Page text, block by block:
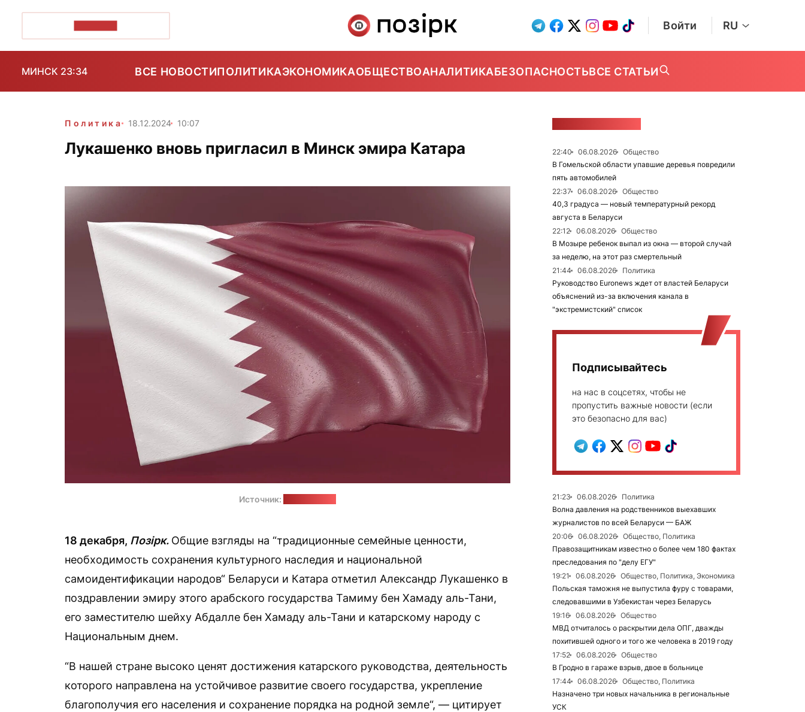
Войти RU
МИНСК 23:34 ВСЕ НОВОСТИПОЛИТИКАЭКОНОМИКАОБЩЕСТВОАНАЛИТИКАБЕЗОПАСНОСТЬВСЕ СТАТЬИ
Политика 18.12.2024 10:07
Лукашенко вновь пригласил в Минск эмира Катара
Источник:
18 декабря, Позірк. Общие взгляды на “традиционные семейные ценности,
необходимость сохранения культурного наследия и национальной
самоидентификации народов“ Беларуси и Катара отметил Александр Лукашенко в
поздравлении эмиру этого арабского государства Тамиму бен Хамаду аль-Тани,
его заместителю шейху Абдалле бен Хамаду аль-Тани и катарскому народу с
Национальным днем.
“В нашей стране высоко ценят достижения катарского руководства, деятельность
которого направлена на устойчивое развитие своего государства, укрепление
благополучия его населения и сохранение порядка на родной земле“, — цитирует
22:40 06.08.2026
Общество
В Гомельской области упавшие деревья повредили
пять автомобилей
22:37
06.08.2026
Общество
40,3 градуса — новый температурный рекорд
августа в Беларуси
22:12
06.08.2026
Общество
В Мозыре ребенок выпал из окна — второй случай
за неделю, на этот раз смертельный
21:44
06.08.2026
Политика
Руководство Euronews ждет от властей Беларуси
объяснений из-за включения канала в
"экстремистский" список
Подписывайтесь
на нас в соцсетях, чтобы не
пропустить важные новости (если
это безопасно для вас)
21:23 06.08.2026
Политика
Волна давления на родственников выехавших
журналистов по всей Беларуси — БАЖ
20:06
06.08.2026
Общество, Политика
Правозащитникам известно о более чем 180 фактах
преследования по "делу ЕГУ"
19:21
06.08.2026
Общество, Политика, Экономика
Польская таможня не выпустила фуру с товарами,
следовавшими в Узбекистан через Беларусь
19:16
06.08.2026
Общество
МВД отчиталось о раскрытии дела ОПГ, дважды
похитившей одного и того же человека в 2019 году
17:52
06.08.2026
Общество
В Гродно в гараже взрыв, двое в больнице
17:44
06.08.2026
Общество, Политика
Назначено три новых начальника в региональные
УСК